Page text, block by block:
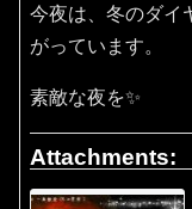
今夜は、冬のダイ
がっています。
素敵な夜を✨
Attachments: